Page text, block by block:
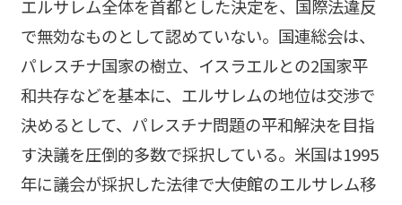
エルサレム全体を首都とした決定を、国際法違反
で無効なものとして認めていない。国連総会は、
パレスチナ国家の樹立、イスラエルとの2国家平
和共存などを基本に、エルサレムの地位は交渉で
決めるとして、パレスチナ問題の平和解決を目指
す決議を圧倒的多数で採択している。米国は1995
年に議会が採択した法律で大使館のエルサレム移